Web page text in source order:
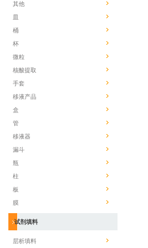
其他
皿
桶
杯
微粒
核酸提取
手套
移液产品
盒
管
移液器
漏斗
瓶
柱
板
膜
试剂填料
层析填料